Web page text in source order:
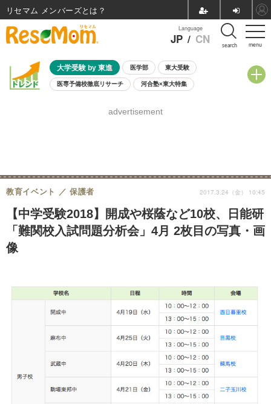
menu
Language
JP / CN search
大学受験 by 東進 医学部 東大受験
医専予備校徹底リサーチ 河合塾×東大特集
8月開催学校説明会・相談会
advertisement
【中学受験2018】開成や桜蔭など10校、日能研
「難関校入試問題分析会」4月 2枚目の写真・画
像
教育イベント 保護者 2017.3.24（金） 10:45
リセマム メンバーズ